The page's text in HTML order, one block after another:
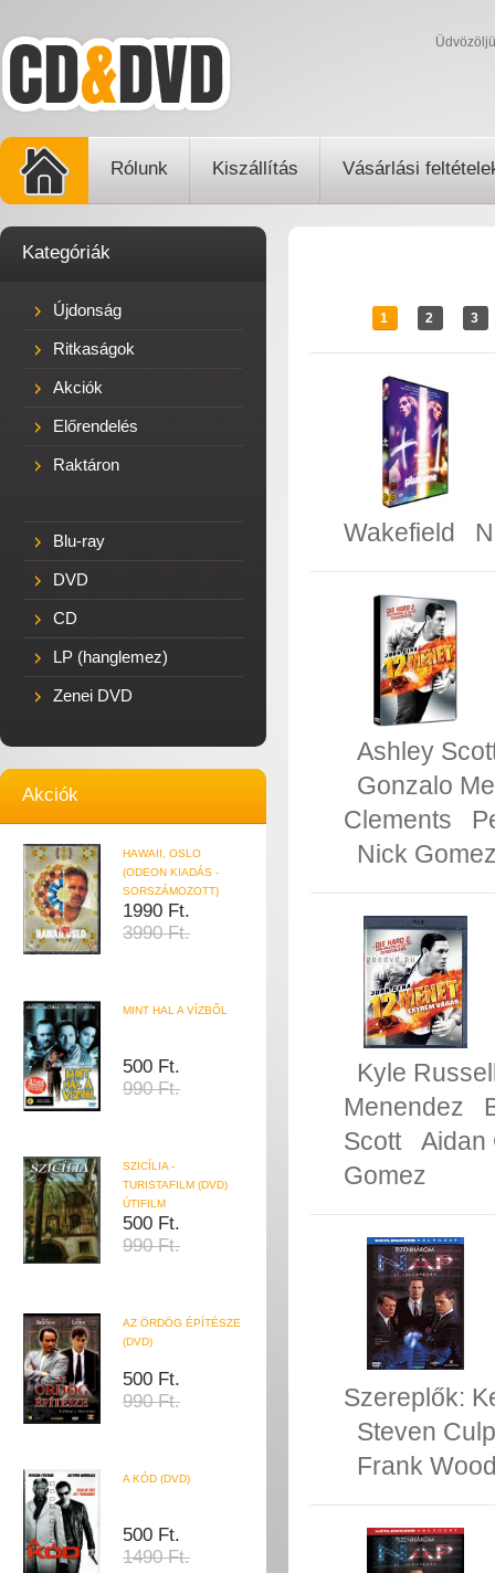
Rólunk Kiszállítás Vásárlási
Kategóriák
Újdonság
Ritkaságok
Akciók
Előrendelés
Raktáron
Blu-ray
DVD
CD
LP (hanglemez)
Zenei DVD
Akciók
HAWAII, OSLO
(ODEON KIADÁS -
SORSZÁMOZOTT)
1990 Ft.
3990 Ft.
MINT HAL A VÍZBŐL
500 Ft.
990 Ft.
SZICÍLIA -
TURISTAFILM (DVD)
ÚTIFILM
500 Ft.
990 Ft.
AZ ÖRDÖG ÉPÍTÉSZE
(DVD)
500 Ft.
990 Ft.
A KÓD (DVD)
500 Ft.
1490 Ft.
1 2 3
Wakefield
Ashley
Gonzalo
Clements
Nick
Kyle
Menendez
Scott
Aidan
Gomez
Szereplők:
Steven Culp
Frank